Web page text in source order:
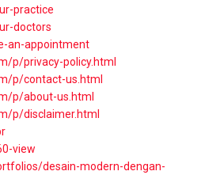
practice
doctors
an-appointment
p/privacy-policy.html
p/contact-us.html
p/about-us.html
p/disclaimer.html
view
desain-modern-dengan-